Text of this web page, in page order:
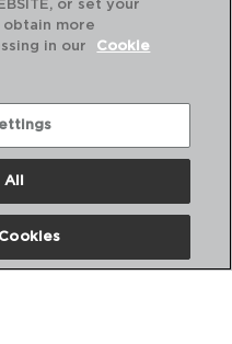
or set your
obtain more
in our
Cookie